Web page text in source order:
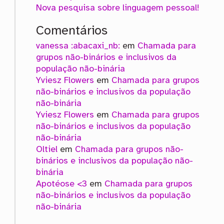
Nova pesquisa sobre linguagem pessoal!
Comentários
vanessa :abacaxi_nb: em Chamada para
grupos não-binários e inclusivos da
população não-binária
Yviesz Flowers em Chamada para grupos
não-binários e inclusivos da população
não-binária
Yviesz Flowers em Chamada para grupos
não-binários e inclusivos da população
não-binária
Oltielem Chamada para grupos não-
binários e inclusivos da população não-
binária
Apotéose <3 em Chamada para grupos
não-binários e inclusivos da população
não-binária